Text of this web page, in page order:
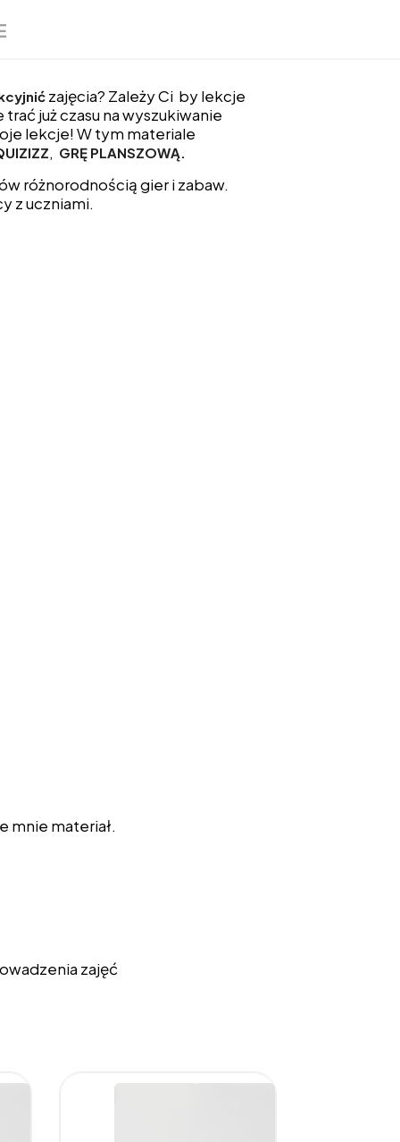
zajęcia? Zależy Ci by lekcje
trać już czasu na wyszukiwanie
lekcje! W tym materiale
, GRĘ PLANSZOWĄ.
różnorodnością gier i zabaw.
z uczniami.
mnie materiał.
zajęć